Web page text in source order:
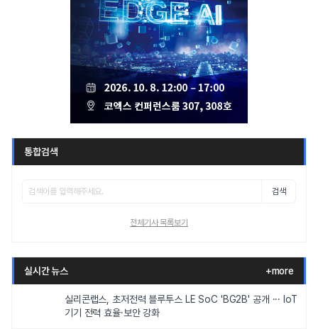
통합검색
검색
전체기사 목록보기
실시간 뉴스 +more
실리콘랩스, 초저전력 블루투스 LE SoC 'BG2B' 공개 ··· IoT
기기 전력 효율·보안 강화